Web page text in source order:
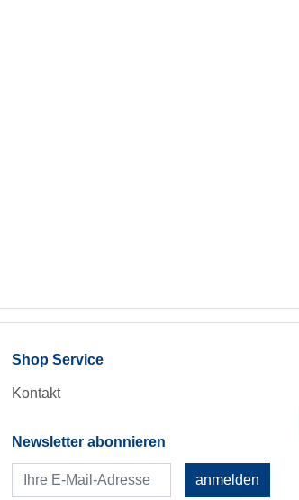
Shop Service
Kontakt
Newsletter abonnieren
anmelden